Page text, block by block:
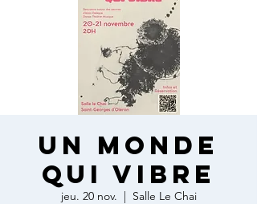
Un monde
qui vibre
jeu. 20 nov.
  |
Salle Le Chai